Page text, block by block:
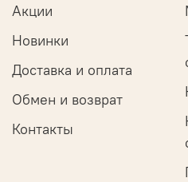
Акции
Новинки
Доставка и оплата
Обмен и возврат
Контакты